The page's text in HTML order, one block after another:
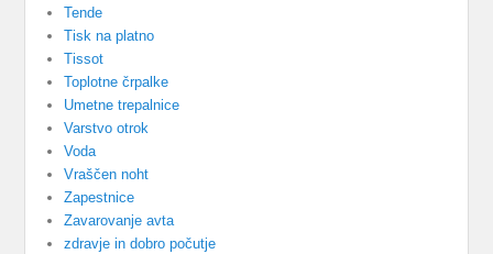
Tende
Tisk na platno
Tissot
Toplotne črpalke
Umetne trepalnice
Varstvo otrok
Voda
Vraščen noht
Zapestnice
Zavarovanje avta
zdravje in dobro počutje